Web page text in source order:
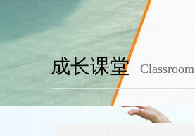
成长课堂 Classroom